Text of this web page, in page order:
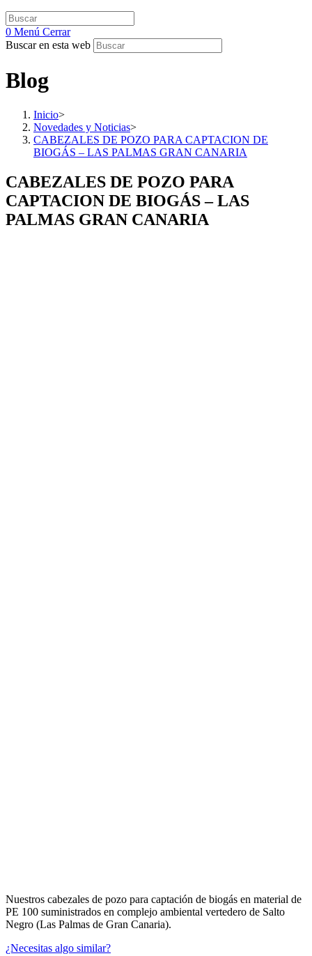
0 Menú Cerrar
Buscar en esta web
Blog
Inicio>
Novedades y Noticias>
CABEZALES DE POZO PARA CAPTACION DE
BIOGÁS – LAS PALMAS GRAN CANARIA
CABEZALES DE POZO PARA
CAPTACION DE BIOGÁS – LAS
PALMAS GRAN CANARIA
Nuestros cabezales de pozo para captación de biogás en material de
PE 100 suministrados en complejo ambiental vertedero de Salto
Negro (Las Palmas de Gran Canaria).
¿Necesitas algo similar?